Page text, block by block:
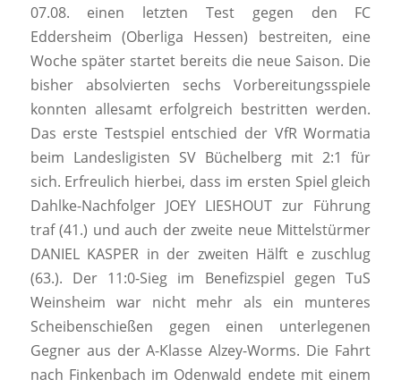
07.08. einen letzten Test gegen den FC
Eddersheim (Oberliga Hessen) bestreiten, eine
Woche später startet bereits die neue Saison. Die
bisher absolvierten sechs Vorbereitungsspiele
konnten allesamt erfolgreich bestritten werden.
Das erste Testspiel entschied der VfR Wormatia
beim Landesligisten SV Büchelberg mit 2:1 für
sich. Erfreulich hierbei, dass im ersten Spiel gleich
Dahlke-Nachfolger JOEY LIESHOUT zur Führung
traf (41.) und auch der zweite neue Mittelstürmer
DANIEL KASPER in der zweiten Hälft e zuschlug
(63.). Der 11:0-Sieg im Benefizspiel gegen TuS
Weinsheim war nicht mehr als ein munteres
Scheibenschießen gegen einen unterlegenen
Gegner aus der A-Klasse Alzey-Worms. Die Fahrt
nach Finkenbach im Odenwald endete mit einem